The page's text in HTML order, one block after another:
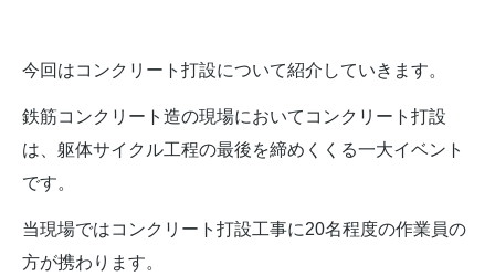
今回はコンクリート打設について紹介していきます。
鉄筋コンクリート造の現場においてコンクリート打設
は、躯体サイクル工程の最後を締めくくる一大イベント
です。
当現場ではコンクリート打設工事に20名程度の作業員の
方が携わります。